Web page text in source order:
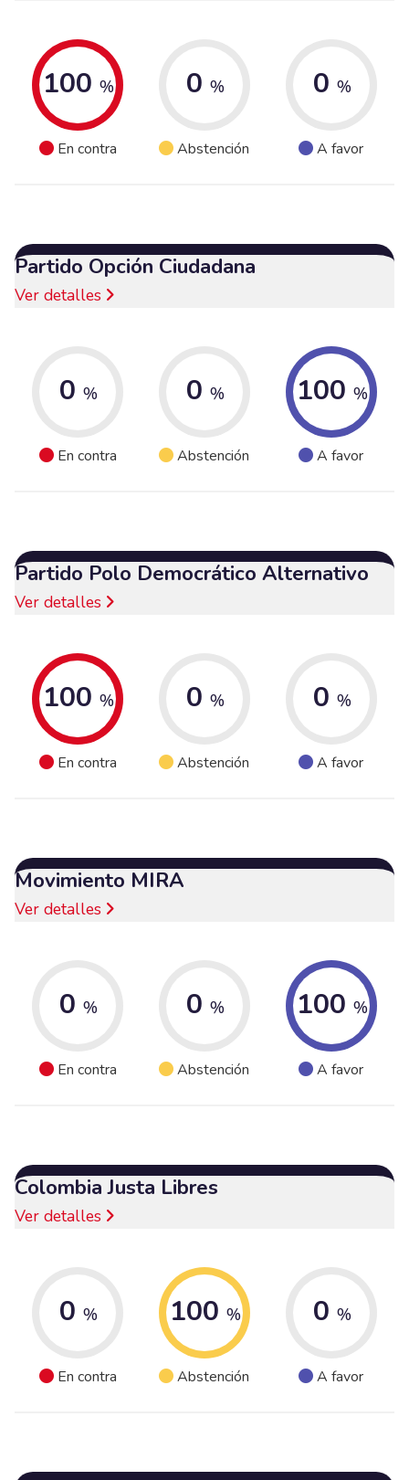
100 %
En contra
0 %
Abstención
0 %
A favor
Partido Opción Ciudadana
Ver detalles
0 %
En contra
0 %
Abstención
100 %
A favor
Partido Polo Democrático Alternativo
Ver detalles
100 %
En contra
0 %
Abstención
0 %
A favor
Movimiento MIRA
Ver detalles
0 %
En contra
0 %
Abstención
100 %
A favor
Colombia Justa Libres
Ver detalles
0 %
En contra
100 %
Abstención
0 %
A favor